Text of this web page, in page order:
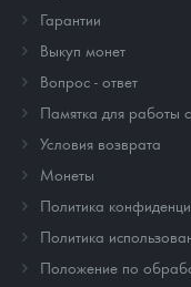
Гарантии
Выкуп монет
Вопрос - ответ
Памятка для работы
Условия возврата
Монеты
Политика
Политика
Положение по